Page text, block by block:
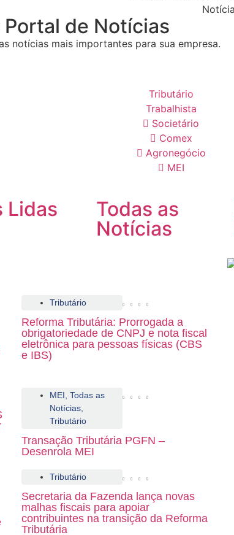
de Notícias
notícias mais importantes para sua empresa.
Tributário
Trabalhista
Societário
Comex
Agronegócio
MEI
Lidas
Todas as
Notícias
Tributário
Reforma Tributária: Prorrogada a
obrigatoriedade de CNPJ e nota fiscal
eletrônica para pessoas físicas (CBS
e IBS)
MEI, Todas as
Notícias,
Tributário
Transação Tributária PGFN –
Desenrola MEI
Tributário
Secretaria da Fazenda lança novas
malhas fiscais para apoiar
contribuintes na transição da Reforma
Tributária